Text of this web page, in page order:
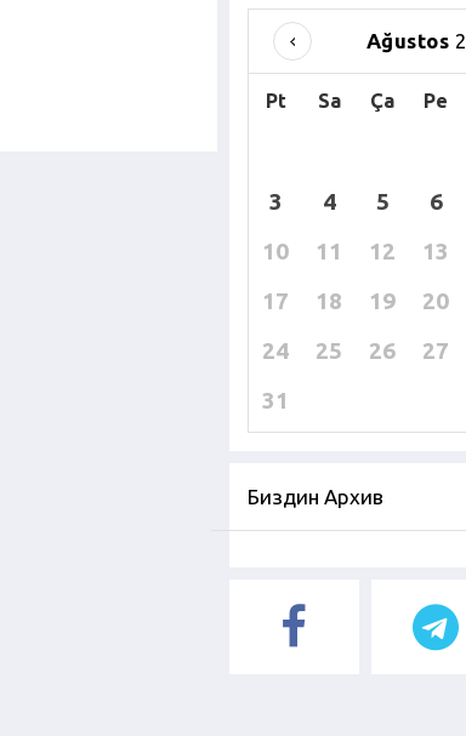
Ağustos
Pt Sa Ça Pe
3
4 5 6
10
11 12 13
17
18 19 20
24
25 26 27
31
Биздин Архив